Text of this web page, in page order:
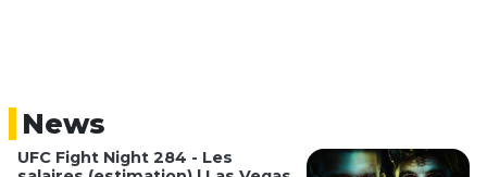
News
UFC Fight Night 284 - Les